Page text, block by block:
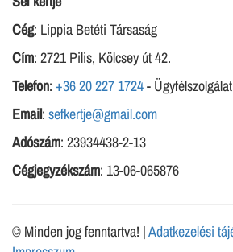
Cég: Lippia Betéti Társaság
Cím: 2721 Pilis, Kölcsey út 42.
Telefon: +36 20 227 1724-
Email: sefkertje@gmail.com
Adószám: 23934438-2-13
Cégjegyzékszám: 13-06-065876
© Minden jog fenntartva! |Adatkezelési